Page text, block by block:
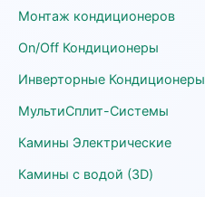
Монтаж кондиционеров
On/Off Кондиционеры
Инверторные Кондиционеры
МультиСплит-Системы
Камины Электрические
Камины с водой (3D)